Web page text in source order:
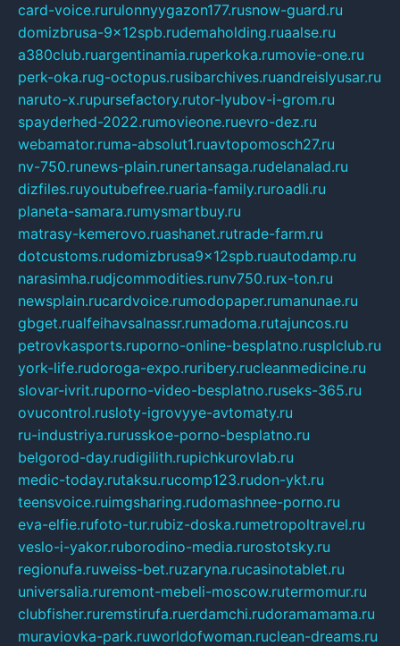
card-voice.rurulonnyygazon177.rusnow-guard.ru
domizbrusa-9x12spb.rudemaholding.ruaalse.ru
a380club.ruargentinamia.ruperkoka.rumovie-one.ru
perk-oka.rug-octopus.rusibarchives.ruandreislyusar.ru
naruto-x.rupursefactory.rutor-lyubov-i-grom.ru
spayderhed-2022.rumovieone.ruevro-dez.ru
webamator.ruma-absolut1.ruavtopomosch27.ru
nv-750.runews-plain.runertansaga.rudelanalad.ru
dizfiles.ruyoutubefree.ruaria-family.ruroadli.ru
planeta-samara.rumysmartbuy.ru
matrasy-kemerovo.ruashanet.rutrade-farm.ru
dotcustoms.rudomizbrusa9x12spb.ruautodamp.ru
narasimha.rudjcommodities.runv750.rux-ton.ru
newsplain.rucardvoice.rumodopaper.rumanunae.ru
gbget.rualfeihavsalnassr.rumadoma.rutajuncos.ru
petrovkasports.ruporno-online-besplatno.rusplclub.ru
york-life.rudoroga-expo.ruribery.rucleanmedicine.ru
slovar-ivrit.ruporno-video-besplatno.ruseks-365.ru
ovucontrol.rusloty-igrovyye-avtomaty.ru
ru-industriya.rurusskoe-porno-besplatno.ru
belgorod-day.rudigilith.rupichkurovlab.ru
medic-today.rutaksu.rucomp123.rudon-ykt.ru
teensvoice.ruimgsharing.rudomashnee-porno.ru
eva-elfie.rufoto-tur.rubiz-doska.rumetropoltravel.ru
veslo-i-yakor.ruborodino-media.rurostotsky.ru
regionufa.ruweiss-bet.ruzaryna.rucasinotablet.ru
universalia.ruremont-mebeli-moscow.rutermomur.ru
clubfisher.ruremstirufa.ruerdamchi.rudoramamama.ru
muraviovka-park.ruworldofwoman.ruclean-dreams.ru